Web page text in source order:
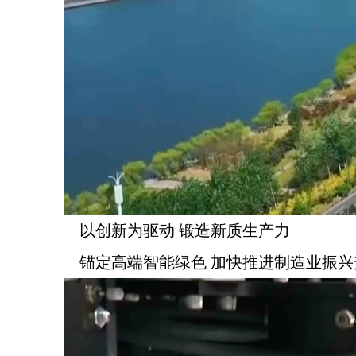
以创新为驱动 锻造新质生产力
锚定高端智能绿色 加快推进制造业振